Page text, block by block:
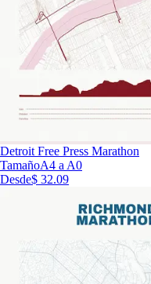
Detroit Free Press Marathon
TamañoA4 a A0
Desde$ 32.09